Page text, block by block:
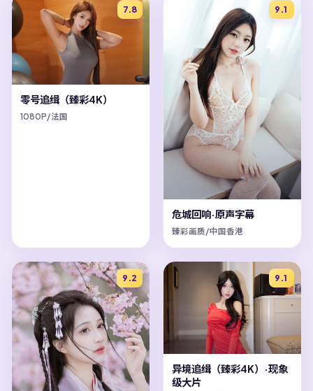
7.8
零号追缉（臻彩4K）
1080P/法国
9.1
危城回响·原声字幕
臻彩画质/中国香港
9.2 9.1
异境追缉（臻彩4K）·现象
级大片